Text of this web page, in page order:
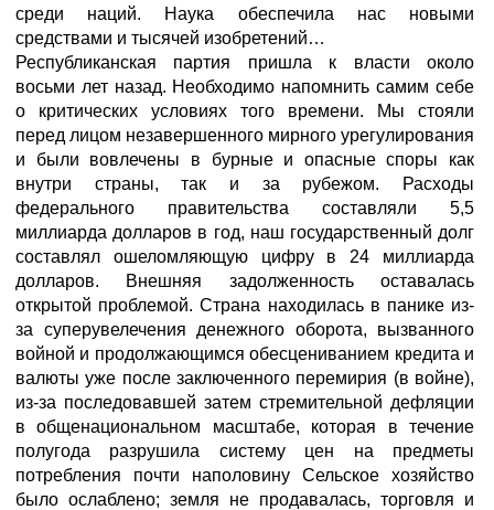
среди наций. Наука обеспечила нас новыми
средствами и тысячей изобретений…
Республиканская партия пришла к власти около
восьми лет назад. Необходимо напомнить самим себе
о критических условиях того времени. Мы стояли
перед лицом незавершенного мирного урегулирования
и были вовлечены в бурные и опасные споры как
внутри страны, так и за рубежом. Расходы
федерального правительства составляли 5,5
миллиарда долларов в год, наш государственный долг
составлял ошеломляющую цифру в 24 миллиарда
долларов. Внешняя задолженность оставалась
открытой проблемой. Страна находилась в панике из-
за суперувелечения денежного оборота, вызванного
войной и продолжающимся обесцениванием кредита и
валюты уже после заключенного перемирия (в войне),
из-за последовавшей затем стремительной дефляции
в общенациональном масштабе, которая в течение
полугода разрушила систему цен на предметы
потребления почти наполовину Сельское хозяйство
было ослаблено; земля не продавалась, торговля и